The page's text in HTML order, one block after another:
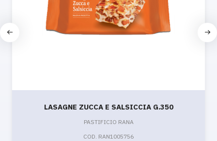
LASAGNE ZUCCA E SALSICCIA G.350
PASTIFICIO RANA
COD. RAN1005756